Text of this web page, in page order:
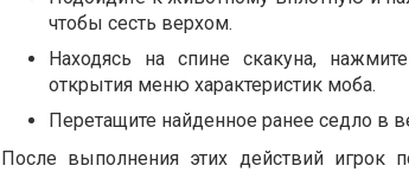
чтобы сесть верхом.
Находясь на спине скакуна,
открытия меню характеристик моба.
Перетащите найденное ранее седло в
После выполнения этих действий игрок